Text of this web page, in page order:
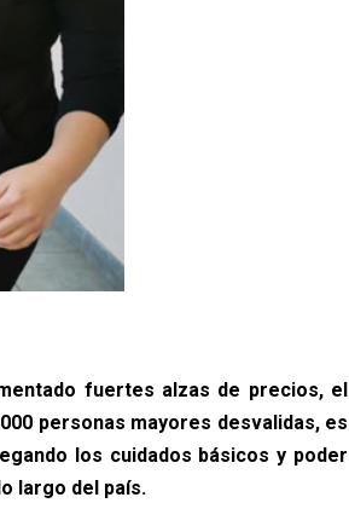
fuertes alzas de precios, el
personas mayores desvalidas, es
los cuidados básicos y poder
largo del país.